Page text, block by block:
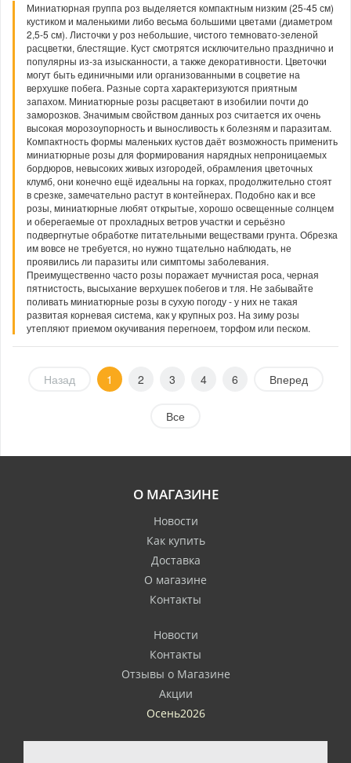
Миниатюрная группа роз выделяется компактным низким (25-45 см)
кустиком и маленькими либо весьма большими цветами (диаметром
2,5-5 см). Листочки у роз небольшие, чистого темновато-зеленой
расцветки, блестящие. Куст смотрятся исключительно празднично и
популярны из-за изысканности, а также декоративности. Цветочки
могут быть единичными или организованными в соцветие на
верхушке побега. Разные сорта характеризуются приятным
запахом. Миниатюрные розы расцветают в изобилии почти до
заморозков. Значимым свойством данных роз считается их очень
высокая морозоупорность и выносливость к болезням и паразитам.
Компактность формы маленьких кустов даёт возможность применить
миниатюрные розы для формирования нарядных непроницаемых
бордюров, невысоких живых изгородей, обрамления цветочных
клумб, они конечно ещё идеальны на горках, продолжительно стоят
в срезке, замечательно растут в контейнерах. Подобно как и все
розы, миниатюрные любят открытые, хорошо освещенные солнцем
и оберегаемые от прохладных ветров участки и серьёзно
подвергнутые обработке питательными веществами грунта. Обрезка
им вовсе не требуется, но нужно тщательно наблюдать, не
проявились ли паразиты или симптомы заболевания.
Преимущественно часто розы поражает мучнистая роса, черная
пятнистость, высыхание верхушек побегов и тля. Не забывайте
поливать миниатюрные розы в сухую погоду - у них не такая
развитая корневая система, как у крупных роз. На зиму розы
утепляют приемом окучивания перегноем, торфом или песком.
Назад 1 2 3 4 6 Вперед
Все
О МАГАЗИНЕ
Новости
Как купить
Доставка
О магазине
Контакты
Новости
Контакты
Отзывы о Магазине
Акции
Осень2026